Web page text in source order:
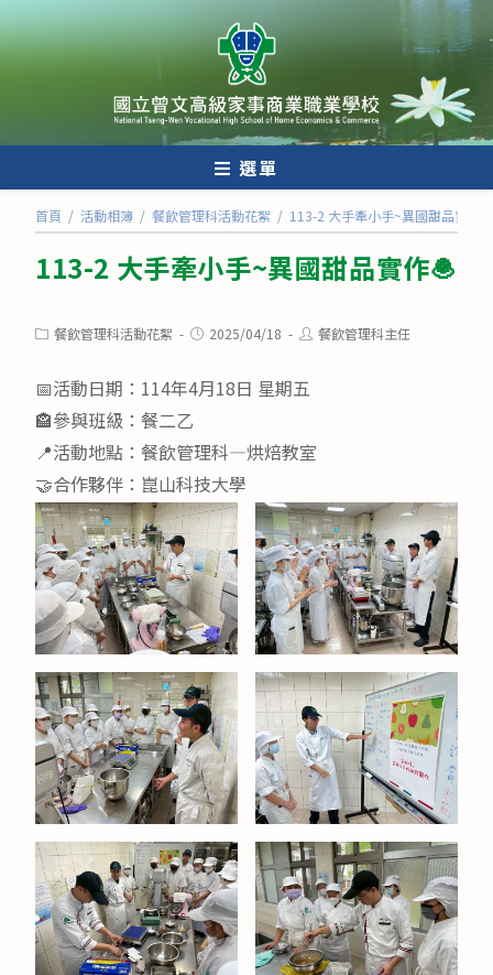
跳
轉
至
內
選單
首頁 / 活動相簿 / 餐飲管理科活動花絮 / 113-2 大手牽小手~異國甜品實作🧆
113-2 大手牽小手~異國甜品實作🧆
Post餐飲管理科活動花絮
Post2025/04/18
Post餐飲管理科主任
📅活動日期：114年4月18日 星期五
🏤參與班級：餐二乙
📍活動地點：餐飲管理科—烘焙教室
🤝合作夥伴：崑山科技大學